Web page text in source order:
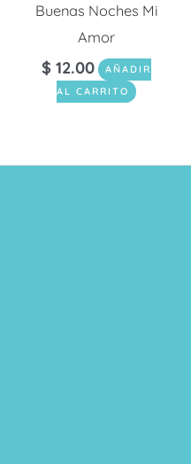
Buenas Noches Mi
Amor
$ 12.00
AÑADIR
AL CARRITO